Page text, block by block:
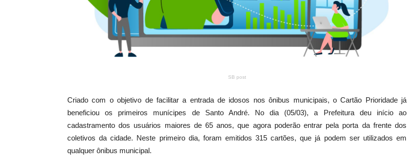
SB post
Criado com o objetivo de facilitar a entrada de idosos nos ônibus municipais, o Cartão Prioridade já
beneficiou os primeiros munícipes de Santo André. No dia (05/03), a Prefeitura deu início ao
cadastramento dos usuários maiores de 65 anos, que agora poderão entrar pela porta da frente dos
coletivos da cidade. Neste primeiro dia, foram emitidos 315 cartões, que já podem ser utilizados em
qualquer ônibus municipal.